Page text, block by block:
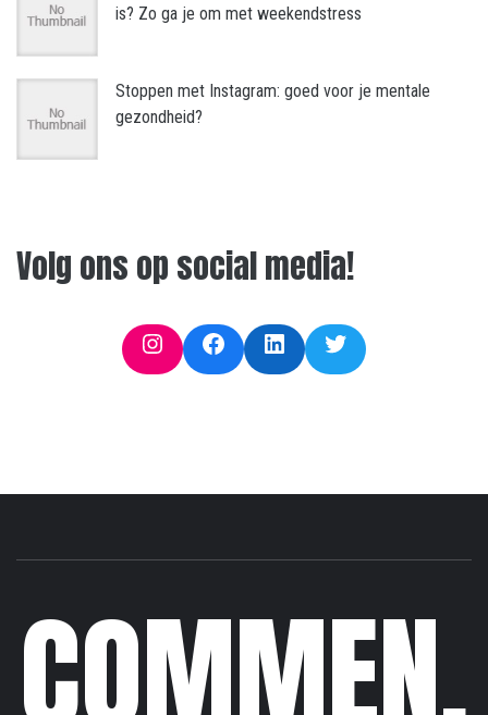
is? Zo ga je om met weekendstress
Stoppen met Instagram: goed voor je mentale
gezondheid?
Volg ons op social media!
InstagramFacebookLinkedInTwitter
COMMEN.